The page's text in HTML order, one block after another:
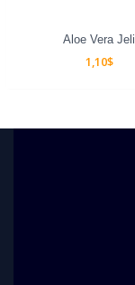
Aloe Vera Jeli
1,10$